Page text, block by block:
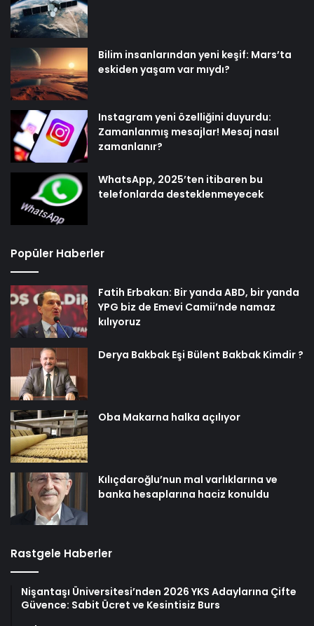
Bilim insanlarından yeni keşif: Mars’ta
eskiden yaşam var mıydı?
Instagram yeni özelliğini duyurdu:
Zamanlanmış mesajlar! Mesaj nasıl
zamanlanır?
WhatsApp, 2025’ten itibaren bu
telefonlarda desteklenmeyecek
Popüler Haberler
Fatih Erbakan: Bir yanda ABD, bir yanda
YPG biz de Emevi Camii’nde namaz
kılıyoruz
Derya Bakbak Eşi Bülent Bakbak Kimdir ?
Oba Makarna halka açılıyor
Kılıçdaroğlu’nun mal varlıklarına ve
banka hesaplarına haciz konuldu
Rastgele Haberler
Nişantaşı Üniversitesi’nden 2026 YKS Adaylarına Çifte
Güvence: Sabit Ücret ve Kesintisiz Burs